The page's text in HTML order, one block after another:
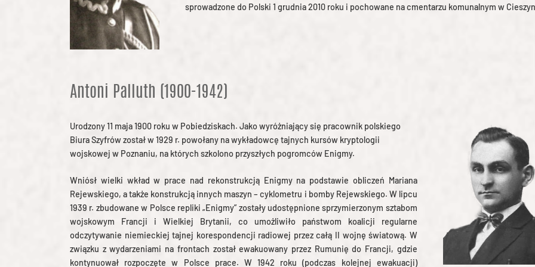
sprowadzone do Polski 1 grudnia 2010 roku i pochowane na cmentarzu komunalnym w
Antoni Palluth (1900-1942)
Urodzony 11 maja 1900 roku w Pobiedziskach. Jako wyróżniający się pracownik polskiego
Biura Szyfrów został w 1929 r. powołany na wykładowcę tajnych kursów kryptologii
wojskowej w Poznaniu, na których szkolono przyszłych pogromców Enigmy.
Wniósł wielki wkład w prace nad rekonstrukcją Enigmy na podstawie obliczeń Mariana
Rejewskiego, a także konstrukcją innych maszyn – cyklometru i bomby Rejewskiego. W lipcu
1939 r. zbudowane w Polsce repliki „Enigmy” zostały udostępnione sprzymierzonym sztabom
wojskowym Francji i Wielkiej Brytanii, co umożliwiło państwom koalicji regularne
odczytywanie niemieckiej tajnej korespondencji radiowej przez całą II wojnę światową. W
związku z wydarzeniami na frontach został ewakuowany przez Rumunię do Francji, gdzie
kontynuował rozpoczęte w Polsce prace. W 1942 roku (podczas kolejnej ewakuacji)